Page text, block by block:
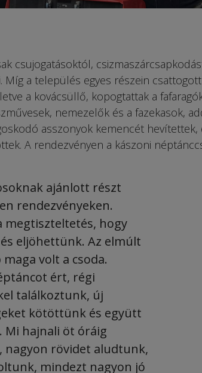
csujogatásoktól,
a település egyes részein
a kovácsüllő, kopogtattak a
nemezelők és a fazekasok,
asszonyok kemencét hevítettek,
A rendezvényen a kászoni
ajánlott részt
rendezvényeken.
megtiszteltetés, hogy
eljöhettünk. Az elmúlt
volt a csoda.
ért, régi
találkoztunk, új
kötöttünk és együtt
Mi hajnali öt óráig
nagyon rövidet aludtunk,
mindezt nagyon jó